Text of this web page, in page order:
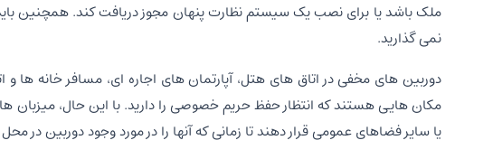
ملک باشد یا برای نصب یک سیستم نظارت پنهان مجوز دریافت کند. همچنین باید
نمی گذارید.
دوربین های مخفی در اتاق های هتل، آپارتمان های اجاره ای، مسافر خانه ها
مکان هایی هستند که انتظار حفظ حریم خصوصی را دارید. با این حال، میزبان ها
یا سایر فضاهای عمومی قرار دهند تا زمانی که آنها را در مورد وجود دوربین در